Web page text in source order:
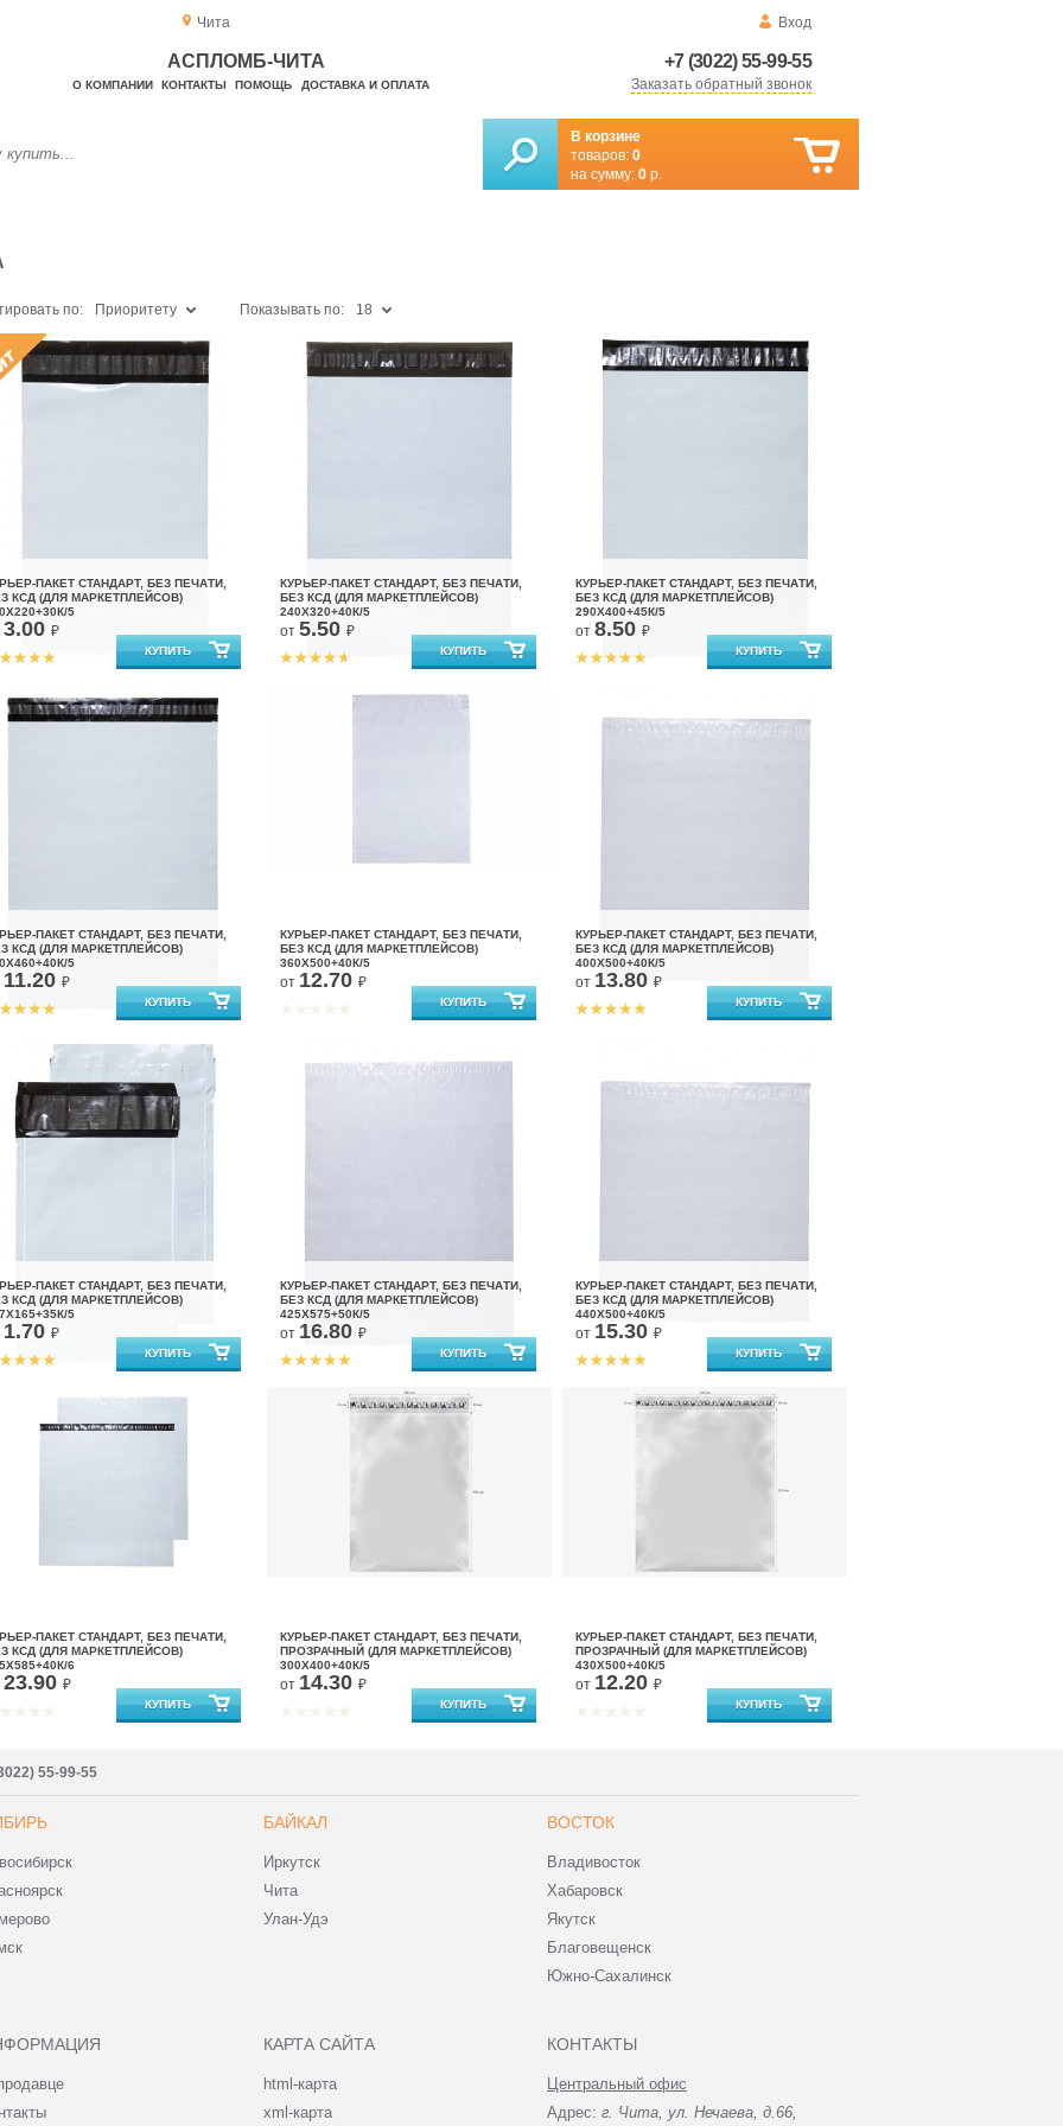
Чита Вход
+7 (3022) 55-99-55
Заказать обратный звонок
АСПЛОМБ-ЧИТА
О КОМПАНИИ КОНТАКТЫ ПОМОЩЬ ДОСТАВКА И ОПЛАТА
В корзине
товаров: 0
на сумму: 0 р.
по: Приоритету Показывать по: 18
ПАКЕТ СТАНДАРТ, БЕЗ ПЕЧАТИ,
КСД (ДЛЯ МАРКЕТПЛЕЙСОВ)
5
3.00 ₽
КУРЬЕР-ПАКЕТ СТАНДАРТ, БЕЗ ПЕЧАТИ,
БЕЗ КСД (ДЛЯ МАРКЕТПЛЕЙСОВ)
240X320+40К/5
от 5.50 ₽
КУРЬЕР-ПАКЕТ СТАНДАРТ, БЕЗ ПЕЧАТИ,
БЕЗ КСД (ДЛЯ МАРКЕТПЛЕЙСОВ)
290X400+45К/5
от 8.50 ₽
ПАКЕТ СТАНДАРТ, БЕЗ ПЕЧАТИ,
КСД (ДЛЯ МАРКЕТПЛЕЙСОВ)
5
11.20 ₽
КУРЬЕР-ПАКЕТ СТАНДАРТ, БЕЗ ПЕЧАТИ,
БЕЗ КСД (ДЛЯ МАРКЕТПЛЕЙСОВ)
360X500+40К/5
от 12.70 ₽
КУРЬЕР-ПАКЕТ СТАНДАРТ, БЕЗ ПЕЧАТИ,
БЕЗ КСД (ДЛЯ МАРКЕТПЛЕЙСОВ)
400X500+40К/5
от 13.80 ₽
ПАКЕТ СТАНДАРТ, БЕЗ ПЕЧАТИ,
КСД (ДЛЯ МАРКЕТПЛЕЙСОВ)
5
1.70 ₽
КУРЬЕР-ПАКЕТ СТАНДАРТ, БЕЗ ПЕЧАТИ,
БЕЗ КСД (ДЛЯ МАРКЕТПЛЕЙСОВ)
425X575+50К/5
от 16.80 ₽
КУРЬЕР-ПАКЕТ СТАНДАРТ, БЕЗ ПЕЧАТИ,
БЕЗ КСД (ДЛЯ МАРКЕТПЛЕЙСОВ)
440X500+40К/5
от 15.30 ₽
ПАКЕТ СТАНДАРТ, БЕЗ ПЕЧАТИ,
КСД (ДЛЯ МАРКЕТПЛЕЙСОВ)
6
23.90 ₽
КУРЬЕР-ПАКЕТ СТАНДАРТ, БЕЗ ПЕЧАТИ,
ПРОЗРАЧНЫЙ (ДЛЯ МАРКЕТПЛЕЙСОВ)
300X400+40К/5
от 14.30 ₽
КУРЬЕР-ПАКЕТ СТАНДАРТ, БЕЗ ПЕЧАТИ,
ПРОЗРАЧНЫЙ (ДЛЯ МАРКЕТПЛЕЙСОВ)
430X500+40К/5
от 12.20 ₽
55-99-55
БАЙКАЛ
Иркутск
Чита
Улан-Удэ
ВОСТОК
Владивосток
Хабаровск
Якутск
Благовещенск
Южно-Сахалинск
КАРТА САЙТА
html-карта
xml-карта
КОНТАКТЫ
Центральный офис
Адрес: г. Чита, ул. Нечаева, д.66,